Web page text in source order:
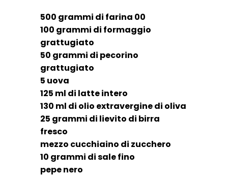
500 grammi di farina 00
100 grammi di formaggio
grattugiato
50 grammi di pecorino
grattugiato
5 uova
125 ml di latte intero
130 ml di olio extravergine di oliva
25 grammi di lievito di birra
fresco
mezzo cucchiaino di zucchero
10 grammi di sale fino
pepe nero